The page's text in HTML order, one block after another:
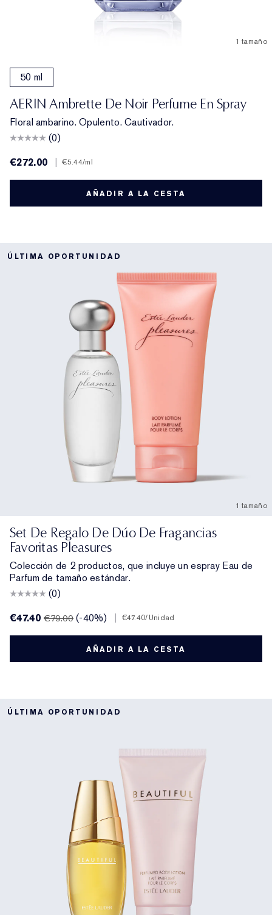
1 tamaño
50 ml
AERIN Ambrette De Noir Perfume En Spray
Floral ambarino. Opulento. Cautivador.
(0)
€272.00
| €5.44/ml
AÑADIR A LA CESTA
ÚLTIMA OPORTUNIDAD
1 tamaño
Set De Regalo De Dúo De Fragancias
Favoritas Pleasures
Colección de 2 productos, que incluye un espray Eau de
Parfum de tamaño estándar.
(0)
€47.40€79.00 (-40%) | €47.40/Unidad
AÑADIR A LA CESTA
ÚLTIMA OPORTUNIDAD